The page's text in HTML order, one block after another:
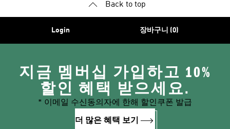
Back to top
Login 장바구니 (0)
지금 멤버십 가입하고 10%
할인 혜택 받으세요.
* 이메일 수신동의자에 한해 할인쿠폰 발급
더 많은 혜택 보기